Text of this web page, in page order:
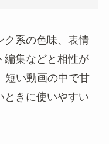
ク系の色味、表情
編集などと相性が
短い動画の中で甘
ときに使いやすい